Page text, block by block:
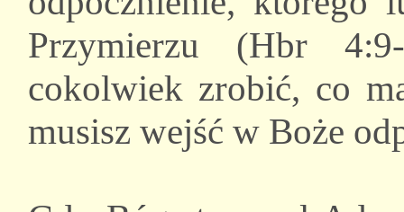
Przymierzu (Hbr
cokolwiek zrobić, co
musisz wejść w Boże